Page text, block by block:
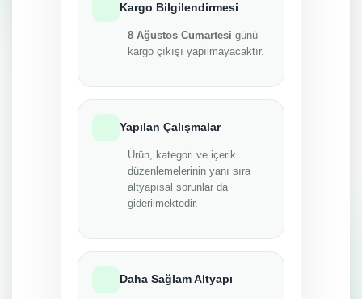
Kargo Bilgilendirmesi
8 Ağustos Cumartesi günü
kargo çıkışı yapılmayacaktır.
Yapılan Çalışmalar
Ürün, kategori ve içerik
düzenlemelerinin yanı sıra
altyapısal sorunlar da
giderilmektedir.
Daha Sağlam Altyapı